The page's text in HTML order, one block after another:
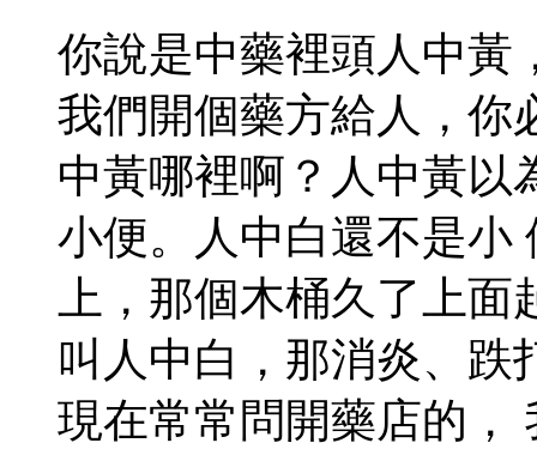
你說是中藥裡頭人中黃
我們開個藥方給人，你
中黃哪裡啊？人中黃以
小便。人中白還不是小
上，那個木桶久了上
叫人中白，那消炎、跌
現在常常問開藥店的，